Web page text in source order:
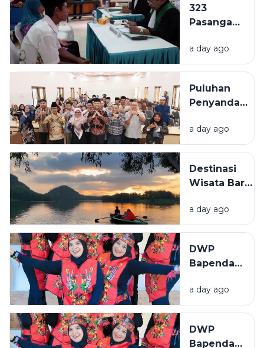
Akademik
Mulai
323
Pasangan
Sampang
Ajukan
Nikah per
Januari-
a day ago
Puluhan
Penyandang
di Sampang
Ikuti
Mushaf
Qur'an
a day ago
Destinasi
Wisata Baru
di Sampang,
Pemkab
Perizinan
dan
a day ago
DWP
Bapenda
Tampil
Semangat
Menyanyi
a day ago
DWP
Bapenda